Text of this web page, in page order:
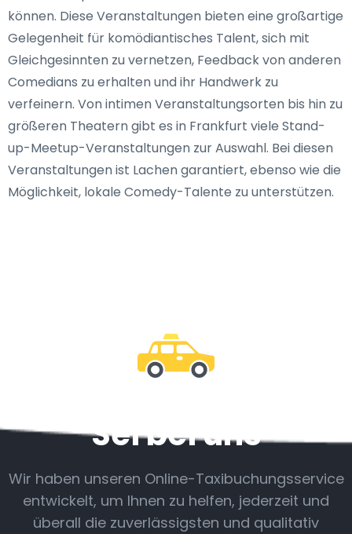
können. Diese Veranstaltungen bieten eine großartige
Gelegenheit für komödiantisches Talent, sich mit
Gleichgesinnten zu vernetzen, Feedback von anderen
Comedians zu erhalten und ihr Handwerk zu
verfeinern. Von intimen Veranstaltungsorten bis hin zu
größeren Theatern gibt es in Frankfurt viele Stand-
up-Meetup-Veranstaltungen zur Auswahl. Bei diesen
Veranstaltungen ist Lachen garantiert, ebenso wie die
Möglichkeit, lokale Comedy-Talente zu unterstützen.
Sei bei uns
Wir haben unseren Online-Taxibuchungsservice
entwickelt, um Ihnen zu helfen, jederzeit und
überall die zuverlässigsten und qualitativ